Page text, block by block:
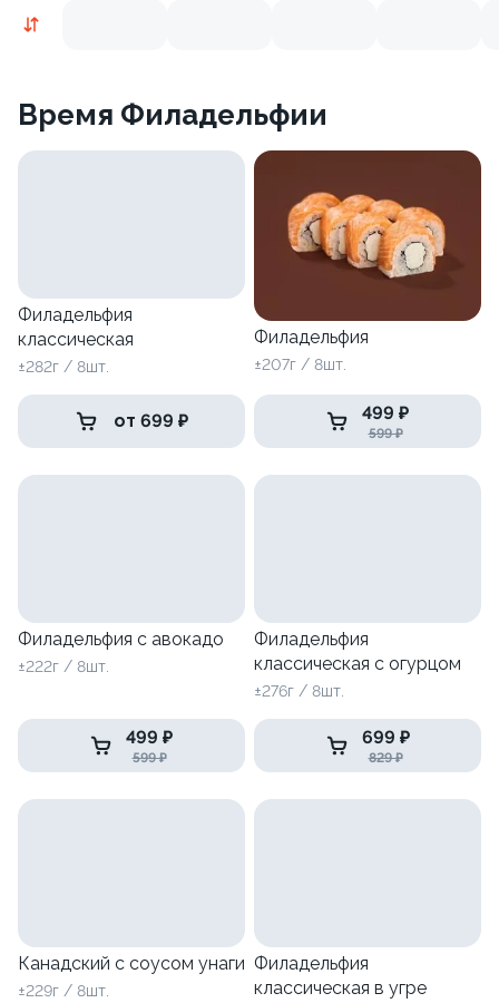
Время Филадельфии
Филадельфия
классическая
±282г / 8шт.
от 699 ₽
Филадельфия
±207г / 8шт.
499 ₽
599 ₽
Филадельфия с авокадо
±222г / 8шт.
499 ₽
599 ₽
Филадельфия
классическая с огурцом
±276г / 8шт.
699 ₽
829 ₽
Канадский с соусом унаги
±229г / 8шт.
Филадельфия
классическая в угре